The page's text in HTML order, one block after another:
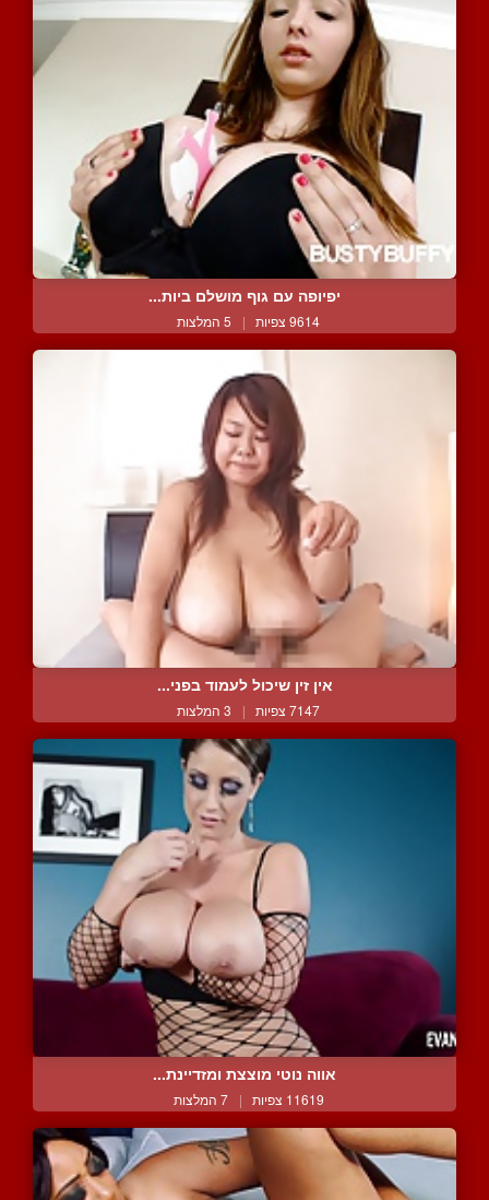
יפיופה עם גוף מושלם ביות...
9614 צפיות | 5 המלצות
אין זין שיכול לעמוד בפני...
7147 צפיות | 3 המלצות
אווה נוטי מוצצת ומזדיינת...
11619 צפיות | 7 המלצות